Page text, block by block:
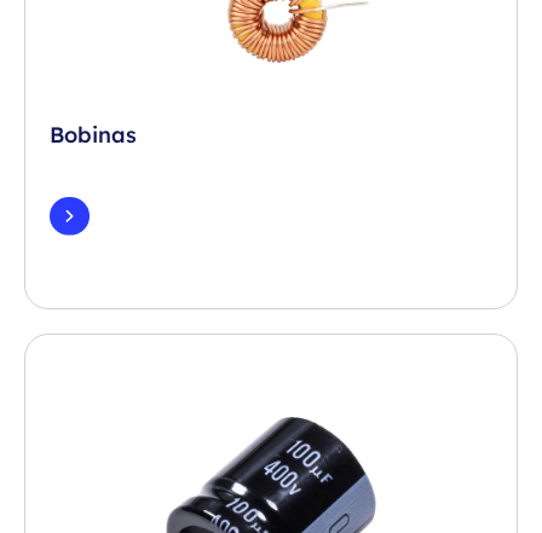
Bobinas